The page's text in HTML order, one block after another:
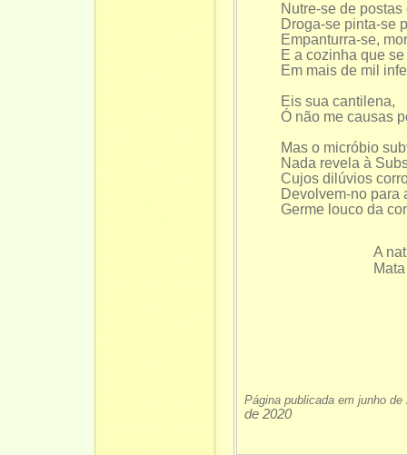
Nutre-se de postas
Droga-se pinta-se
Empanturra-se,
E a cozinha que
Em mais de mil
Eis sua cantilena,
Ó não me causas
Mas o micróbio
Nada revela à
Cujos dilúvios
Devolvem-no para
Germe louco da
A
Página publicada em junho de
de 2020